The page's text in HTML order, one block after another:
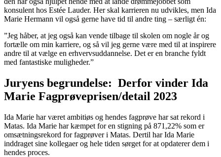
konsulent hos Estée Lauder. Her skal karrieren nu udvikles, men Ida
Marie Hermann vil også gerne have tid til andre ting – særligt én:
”Jeg håber, at jeg også kan vende tilbage til skolen om nogle år og
fortælle om min karriere, og så vil jeg gerne være med til at inspirere
andre til at vælge en erhvervsuddannelse. Det er en branche fyldt
med fantastiske muligheder.”
Juryens begrundelse: Derfor vinder Ida
Marie Fagprøveprisen/detail 2023
Ida Marie har været ambitiøs og hendes fagprøve har sat rekord i
Matas. Ida Marie har kæmpet for en stigning på 871,22% som er
omsætningsrekord for fagprøver i Matas. Dertil har Ida Marie
inddraget sine kollegaer og hele tiden sørget for at opdaterer dem i
hendes proces.